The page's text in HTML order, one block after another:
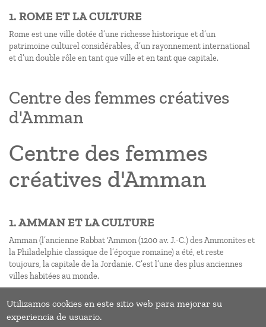
1. ROME ET LA CULTURE
Rome est une ville dotée d’une richesse historique et d’un
patrimoine culturel considérables, d’un rayonnement international
et d’un double rôle en tant que ville et en tant que capitale.
Centre des femmes créatives
d'Amman
Centre des femmes
créatives d'Amman
1. AMMAN ET LA CULTURE
Amman (l’ancienne Rabbat ‘Ammon (1200 av. J.-C.) des Ammonites et
la Philadelphie classique de l’époque romaine) a été, et reste
toujours, la capitale de la Jordanie. C’est l’une des plus anciennes
villes habitées au monde.
Pagination
Utilizamos cookies en este sitio web para mejorar su
experiencia de usuario.